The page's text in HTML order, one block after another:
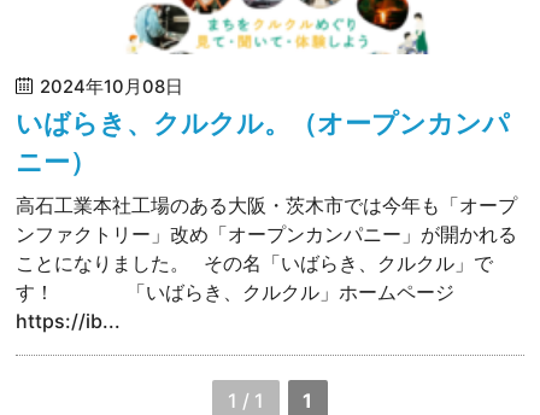
2024年10月08日
いばらき、クルクル。（オープンカンパ
ニー）
高石工業本社工場のある大阪・茨木市では今年も「オープ
ンファクトリー」改め「オープンカンパニー」が開かれる
ことになりました。 その名「いばらき、クルクル」で
す！ 「いばらき、クルクル」ホームページ
https://ib...
1 / 1 1